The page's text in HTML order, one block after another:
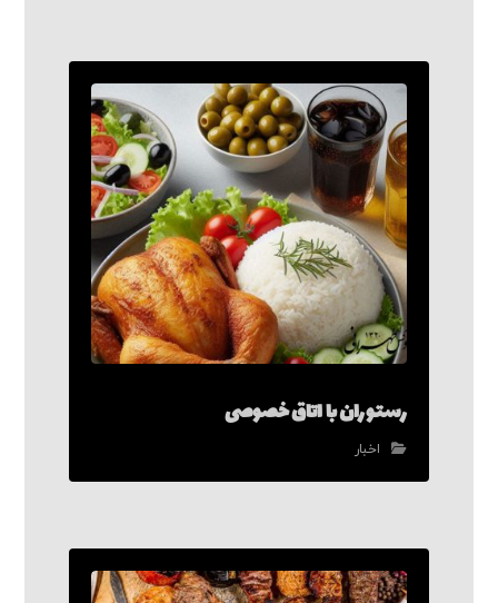
رستوران با اتاق خصوصی
اخبار